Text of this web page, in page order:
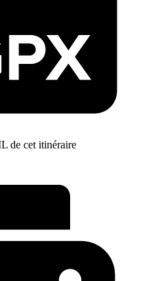
de cet itinéraire